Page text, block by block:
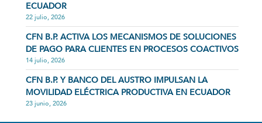
ECUADOR
22 julio, 2026
CFN B.P. ACTIVA LOS MECANISMOS DE SOLUCIONES
DE PAGO PARA CLIENTES EN PROCESOS COACTIVOS
14 julio, 2026
CFN B.P. Y BANCO DEL AUSTRO IMPULSAN LA
MOVILIDAD ELÉCTRICA PRODUCTIVA EN ECUADOR
23 junio, 2026